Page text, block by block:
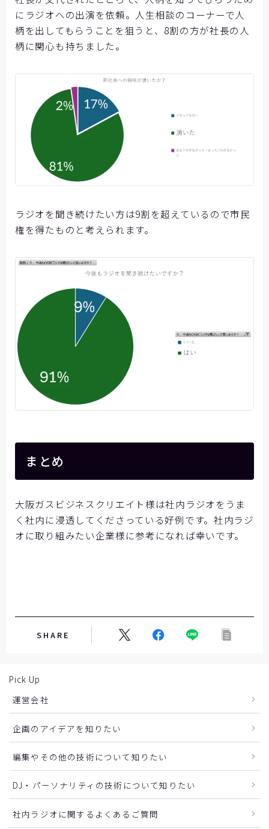
にラジオへの出演を依頼。人生相談のコーナーで人
柄を出してもらうことを狙うと、8割の方が社長の人
柄に関心も持ちました。
ラジオを聞き続けたい方は9割を超えているので市民
権を得たものと考えられます。
まとめ
大阪ガスビジネスクリエイト様は社内ラジオをうま
く社内に浸透してくださっている好例です。社内ラジ
オに取り組みたい企業様に参考になれば幸いです。
SHARE
Pick Up
運営会社
企画のアイデアを知りたい
編集やその他の技術について知りたい
DJ・パーソナリティの技術について知りたい
社内ラジオに関するよくあるご質問